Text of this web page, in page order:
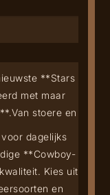
**Stars
met maar
Van stoere en
dagelijks
**Cowboy-
Kies uit
en